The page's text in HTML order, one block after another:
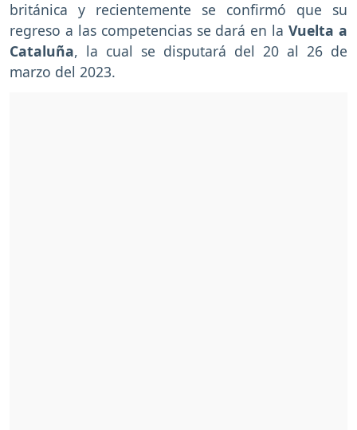
británica y recientemente se confirmó que su
regreso a las competencias se dará en laVuelta a
Cataluña, la cual se disputará del 20 al 26 de
marzo del 2023.